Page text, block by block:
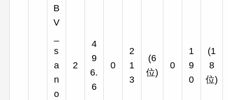
B
V
s
a
n
o
2
4
9
6.
6
0
2
1
3
(6
位)
0
1
9
0
(1
8
位)